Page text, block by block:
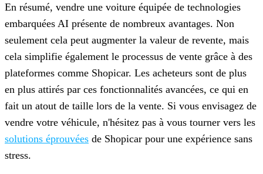
En résumé, vendre une voiture équipée de technologies
embarquées AI présente de nombreux avantages. Non
seulement cela peut augmenter la valeur de revente, mais
cela simplifie également le processus de vente grâce à des
plateformes comme Shopicar. Les acheteurs sont de plus
en plus attirés par ces fonctionnalités avancées, ce qui en
fait un atout de taille lors de la vente. Si vous envisagez de
vendre votre véhicule, n'hésitez pas à vous tourner vers les
solutions éprouvées de Shopicar pour une expérience sans
stress.